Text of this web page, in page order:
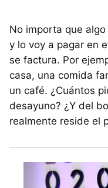
No importa que
y lo voy a pagar en
se factura. Por
casa, una comida
un café. ¿Cuántos
desayuno? ¿Y del
realmente reside el